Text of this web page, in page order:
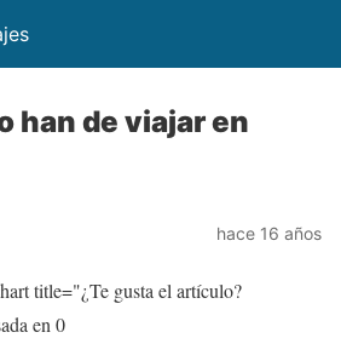
han de viajar en
hace 16 años
title="¿Te gusta el artículo?
en 0